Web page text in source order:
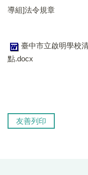
復健組
導組]法令規章
臺中市立啟明學校
點.docx
友善列印